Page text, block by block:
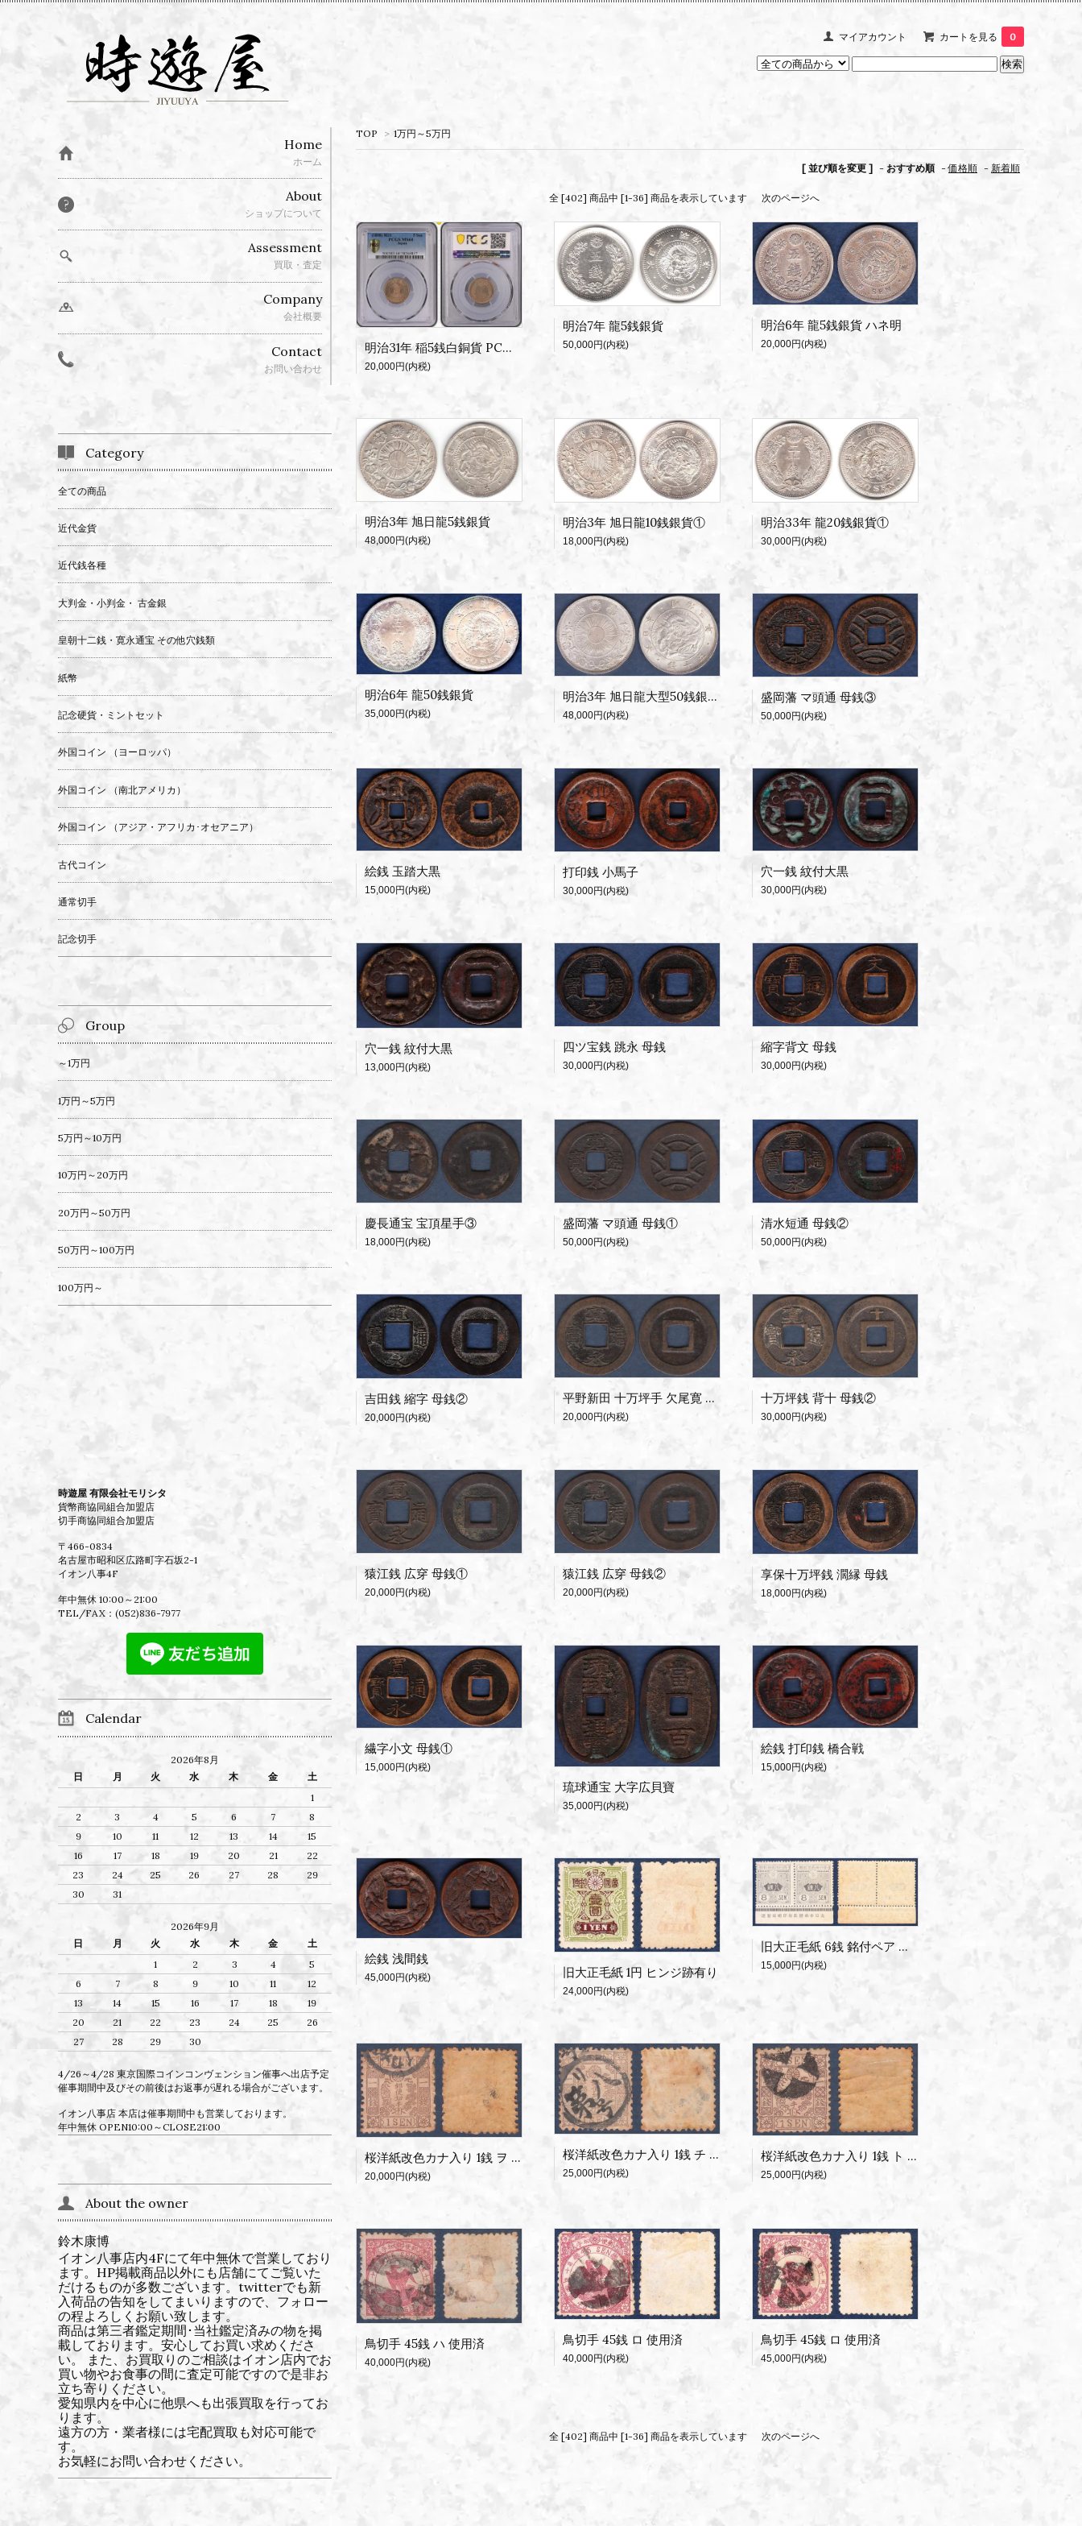
マイアカウント カートを見る 0
TOP > 1万円～5万円
[ 並び順を変更 ] - おすすめ順 -価格順 - 新着順
全 [402] 商品中 [1-36] 商品を表示しています 次のページへ
明治31年 稲5銭白銅貨 PCGS MS64
20,000円(内税)
明治7年 龍5銭銀貨
50,000円(内税)
明治6年 龍5銭銀貨 ハネ明
20,000円(内税)
明治3年 旭日龍5銭銀貨
48,000円(内税)
明治3年 旭日龍10銭銀貨①
18,000円(内税)
明治33年 龍20銭銀貨①
30,000円(内税)
明治6年 龍50銭銀貨
35,000円(内税)
明治3年 旭日龍大型50銭銀貨
48,000円(内税)
盛岡藩 マ頭通 母銭③
50,000円(内税)
絵銭 玉踏大黒
15,000円(内税)
打印銭 小馬子
30,000円(内税)
穴一銭 紋付大黒
30,000円(内税)
穴一銭 紋付大黒
13,000円(内税)
四ツ宝銭 跳永 母銭
30,000円(内税)
縮字背文 母銭
30,000円(内税)
慶長通宝 宝頂星手③
18,000円(内税)
盛岡藩 マ頭通 母銭①
50,000円(内税)
清水短通 母銭②
50,000円(内税)
吉田銭 縮字 母銭②
20,000円(内税)
平野新田 十万坪手 欠尾寛 母銭
20,000円(内税)
十万坪銭 背十 母銭②
30,000円(内税)
猿江銭 広穿 母銭①
20,000円(内税)
猿江銭 広穿 母銭②
20,000円(内税)
享保十万坪銭 濶縁 母銭
18,000円(内税)
繊字小文 母銭①
15,000円(内税)
琉球通宝 大字広貝寶
35,000円(内税)
絵銭 打印銭 橋合戦
15,000円(内税)
絵銭 浅間銭
45,000円(内税) 旧大正毛紙 1円 ヒンジ跡有り
24,000円(内税)
旧大正毛紙 6銭 銘付ペア ヒンジ無し
15,000円(内税)
桜洋紙改色カナ入り 1銭 ヲ 使用済
20,000円(内税)
桜洋紙改色カナ入り 1銭 チ 使用済
25,000円(内税)
桜洋紙改色カナ入り 1銭 ト 使用済
25,000円(内税)
鳥切手 45銭 ハ 使用済
40,000円(内税)
鳥切手 45銭 ロ 使用済
40,000円(内税)
鳥切手 45銭 ロ 使用済
45,000円(内税)
全 [402] 商品中 [1-36] 商品を表示しています 次のページへ
Home
ホーム
About
ショップについて
Assessment
買取・査定
Company
会社概要
Contact
お問い合わせ
Category
全ての商品
近代金貨
近代銭各種
大判金・小判金・ 古金銀
皇朝十二銭・寛永通宝 その他穴銭類
紙幣
記念硬貨・ミントセット
外国コイン （ヨーロッパ）
外国コイン （南北アメリカ）
外国コイン （アジア・アフリカ･オセアニア）
古代コイン
通常切手
記念切手
Group
～1万円
1万円～5万円
5万円～10万円
10万円～20万円
20万円～50万円
50万円～100万円
100万円～
時遊屋 有限会社モリシタ
貨幣商協同組合加盟店
切手商協同組合加盟店
〒466-0834
名古屋市昭和区広路町字石坂2-1
イオン八事4F
年中無休 10:00～21:00
TEL/FAX： (052)836-7977
Calendar
2026年8月
日
月 火 水 木 金
土
1
2
3 4 5 6 7
8
9
10 11 12 13 14
15
16
17 18 19 20 21
22
23
24 25 26 27 28
29
30
31
2026年9月
日
月 火 水 木 金
土
1
2 3 4
5
6
7 8 9 10 11
12
13
14 15 16 17 18
19
20
21 22 23 24 25
26
27
28 29 30
4/26～4/28 東京国際コインコンヴェンション催事へ出店予定
催事期間中及びその前後はお返事が遅れる場合がございます。
イオン八事店 本店は催事期間中も営業しております。
年中無休 OPEN10:00～CLOSE21:00
About the owner
鈴木康博
イオン八事店内4Fにて年中無休で営業しており
ます。HP掲載商品以外にも店舗にてご覧いた
だけるものが多数ございます。twitterでも新
入荷品の告知をしてまいりますので、フォロー
の程よろしくお願い致します。
商品は第三者鑑定期間･当社鑑定済みの物を掲
載しております。安心してお買い求めくださ
い。 また、お買取りのご相談はイオン店内でお
買い物やお食事の間に査定可能ですので是非お
立ち寄りください。
愛知県内を中心に他県へも出張買取を行ってお
ります。
遠方の方・業者様には宅配買取も対応可能で
す。
お気軽にお問い合わせください。